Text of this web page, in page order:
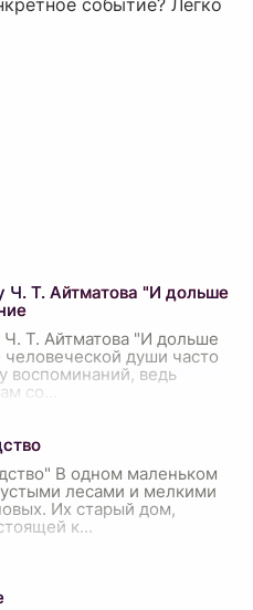
событие? Легко
Ч. Т. Айтматова "И дольше
Т. Айтматова "И дольше
души часто
воспоминаний, ведь
со
В одном маленьком
лесами и мелкими
Их старый дом,
к...